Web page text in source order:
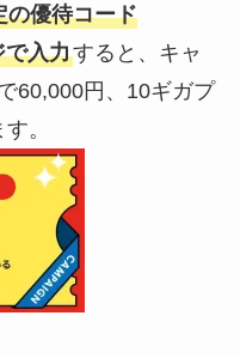
の優待コード
で入力すると、キャ
60,000円、10ギガプ
。